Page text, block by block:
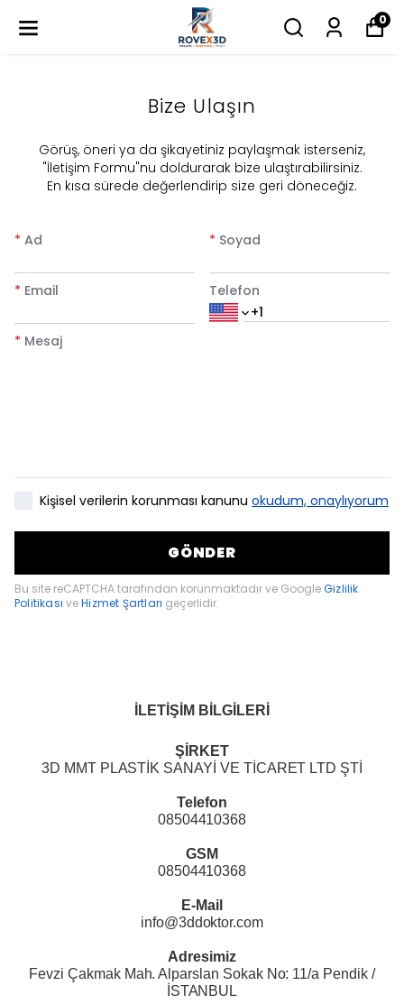
0
Bize Ulaşın
​Görüş, öneri ya da şikayetiniz paylaşmak isterseniz,
"İletişim Formu"nu doldurarak bize ulaştırabilirsiniz.
En kısa sürede değerlendirip size geri döneceğiz.
* Ad * Soyad
* Email Telefon
* Mesaj
Kişisel verilerin korunması kanunu okudum, onaylıyorum
GÖNDER
Bu site reCAPTCHA tarafından korunmaktadır ve GoogleGizlilik
PolitikasıveHizmet Şartları geçerlidir.
İLETİŞİM BİLGİLERİ
ŞİRKET
3D MMT PLASTİK SANAYİ VE TİCARET LTD ŞTİ
Telefon
08504410368
GSM
08504410368
E-Mail
info@3ddoktor.com
Adresimiz
Fevzi Çakmak Mah. Alparslan Sokak No: 11/a Pendik /
İSTANBUL